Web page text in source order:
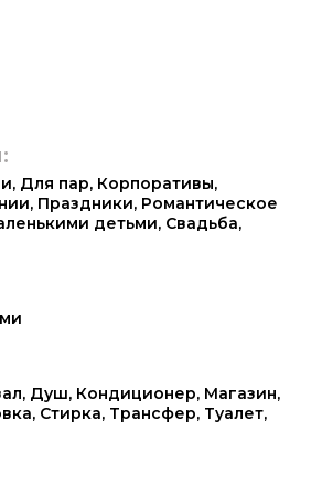
, Для пар, Корпоративы,
, Праздники, Романтическое
детьми, Свадьба,
, Душ, Кондиционер, Магазин,
, Стирка, Трансфер, Туалет,